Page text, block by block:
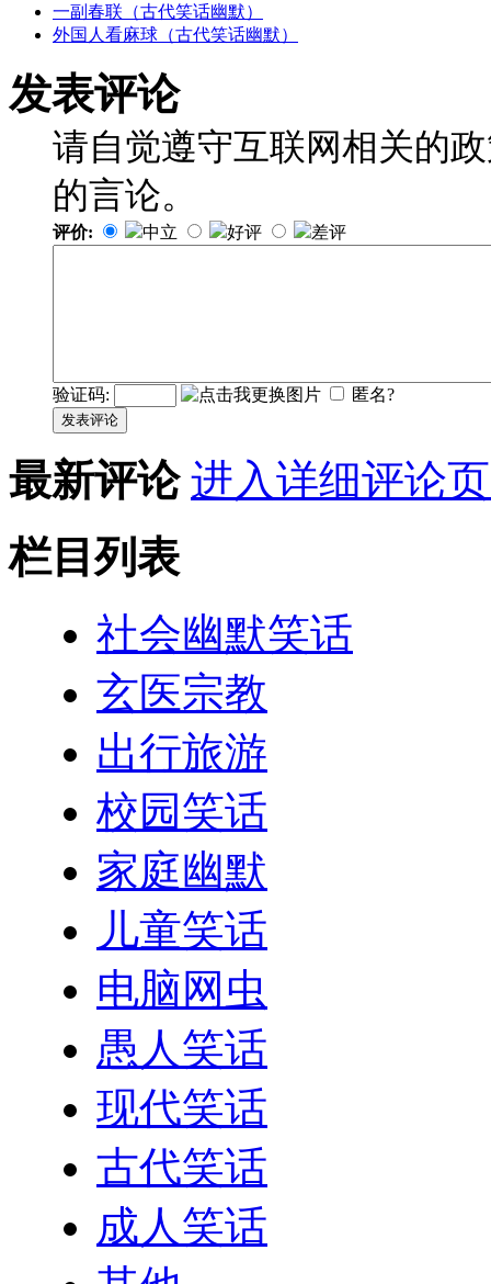
一副春联（古代笑话幽默）
外国人看麻球（古代笑话幽默）
发表评论
请自觉遵守互联网相关的
的言论。
评价: 中立 好评 差评
验证码: 匿名?
发表评论
最新评论 进入详细评论
栏目列表
社会幽默笑话
玄医宗教
出行旅游
校园笑话
家庭幽默
儿童笑话
电脑网虫
愚人笑话
现代笑话
古代笑话
成人笑话